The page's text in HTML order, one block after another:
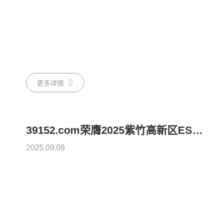
更多详情
39152.com荣膺2025紫竹高新区ESG新锐案例奖——张震总经理分享AI赋能可持续发展实践
2025.09.09